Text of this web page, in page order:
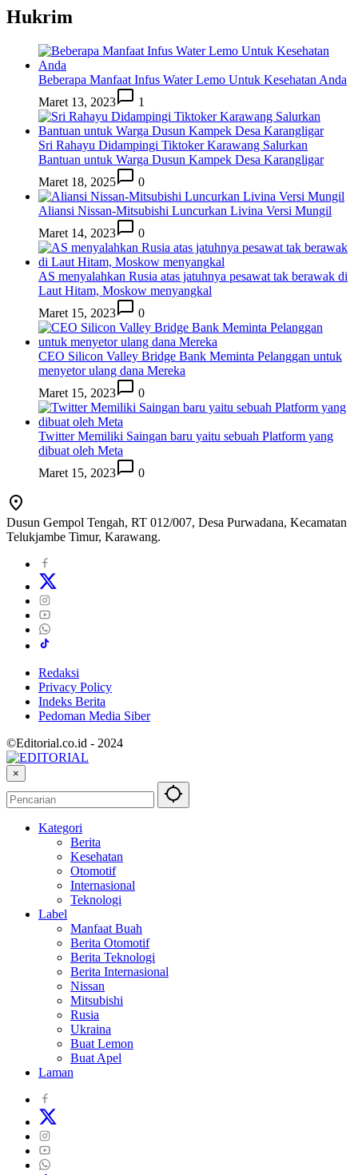
Hukrim
Beberapa Manfaat Infus Water Lemo Untuk Kesehatan Anda
Maret 13, 2023
1
Sri Rahayu Didampingi Tiktoker Karawang Salurkan
Bantuan untuk Warga Dusun Kampek Desa Karangligar
Maret 18, 2025
0
Aliansi Nissan-Mitsubishi Luncurkan Livina Versi Mungil
Maret 14, 2023
0
AS menyalahkan Rusia atas jatuhnya pesawat tak berawak di
Laut Hitam, Moskow menyangkal
Maret 15, 2023
0
CEO Silicon Valley Bridge Bank Meminta Pelanggan untuk
menyetor ulang dana Mereka
Maret 15, 2023
0
Twitter Memiliki Saingan baru yaitu sebuah Platform yang
dibuat oleh Meta
Maret 15, 2023
0
Dusun Gempol Tengah, RT 012/007, Desa Purwadana, Kecamatan
Telukjambe Timur, Karawang.
Redaksi
Privacy Policy
Indeks Berita
Pedoman Media Siber
©Editorial.co.id - 2024
×
Kategori
Berita
Kesehatan
Otomotif
Internasional
Teknologi
Label
Manfaat Buah
Berita Otomotif
Berita Teknologi
Berita Internasional
Nissan
Mitsubishi
Rusia
Ukraina
Buat Lemon
Buat Apel
Laman